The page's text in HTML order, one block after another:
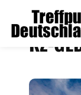
KZ-